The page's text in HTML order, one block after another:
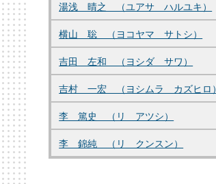
湯浅 晴之 （ユアサ ハルユキ）
横山 聡 （ヨコヤマ サトシ）
吉田 左和 （ヨシダ サワ）
吉村 一宏 （ヨシムラ カズヒロ）
李 篤史 （リ アツシ）
李 錦純 （リ クンスン）